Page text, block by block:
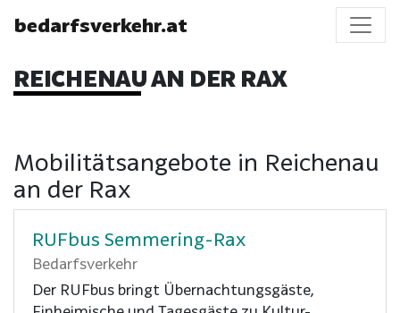
bedarfsverkehr.at
REICHENAU AN DER RAX
Mobilitätsangebote in Reichenau
an der Rax
RUFbus Semmering-Rax
Bedarfsverkehr
Der RUFbus bringt Übernachtungsgäste,